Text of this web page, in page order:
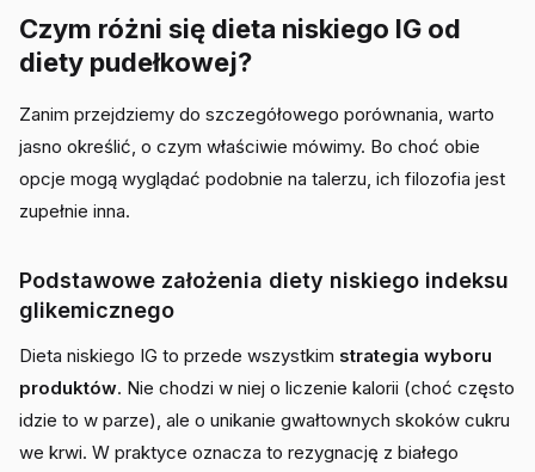
Czym różni się dieta niskiego IG od
diety pudełkowej?
Zanim przejdziemy do szczegółowego porównania, warto
jasno określić, o czym właściwie mówimy. Bo choć obie
opcje mogą wyglądać podobnie na talerzu, ich filozofia jest
zupełnie inna.
Podstawowe założenia diety niskiego indeksu
glikemicznego
Dieta niskiego IG to przede wszystkim strategia wyboru
produktów. Nie chodzi w niej o liczenie kalorii (choć często
idzie to w parze), ale o unikanie gwałtownych skoków cukru
we krwi. W praktyce oznacza to rezygnację z białego